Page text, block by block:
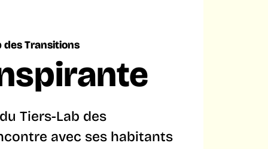
des Transitions
Tiers-Lab des
avec ses habitants